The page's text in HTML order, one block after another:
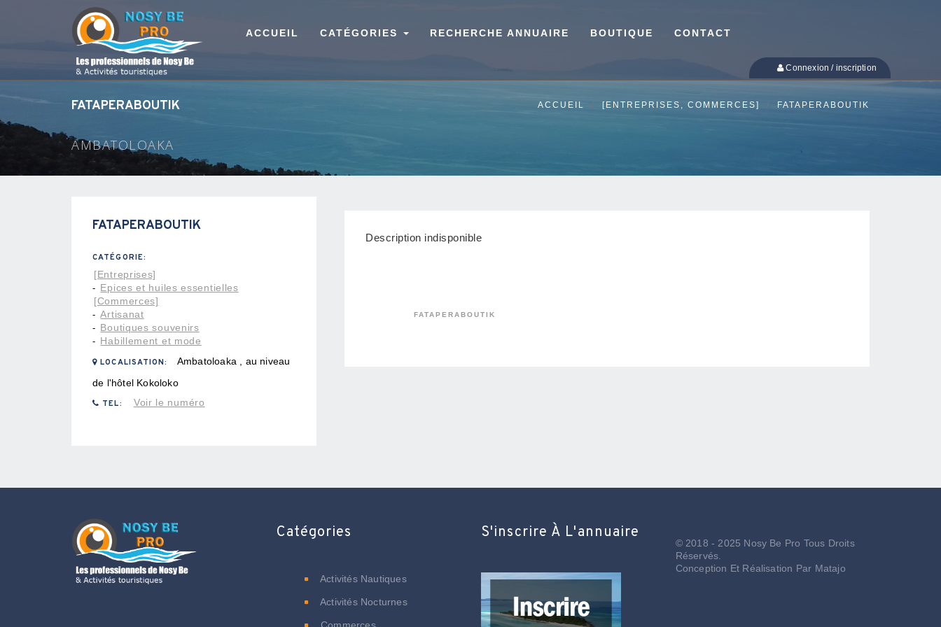
ACCUEIL CATÉGORIES RECHERCHE ANNUAIRE BOUTIQUE CONTACT
Connexion / inscription
FATAPERABOUTIK
AMBATOLOAKA
ACCUEIL [ENTREPRISES, COMMERCES] FATAPERABOUTIK
FATAPERABOUTIK
CATÉGORIE:
[Entreprises]
- Epices et huiles essentielles
[Commerces]
- Artisanat
- Boutiques souvenirs
- Habillement et mode
LOCALISATION:
Ambatoloaka , au niveau
de l'hôtel Kokoloko
TEL: Voir le numéro
Description indisponible
FATAPERABOUTIK
Catégories
Activités Nautiques
Activités Nocturnes
S'inscrire À L'annuaire
© 2018 - 2025 Nosy Be Pro Tous Droits
Réservés.
Conception Et Réalisation Par Matajo